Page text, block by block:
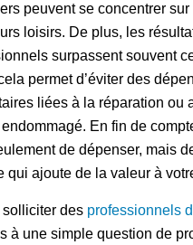
peuvent se concentrer
loisirs. De plus, les
surpassent souvent
permet d’éviter des
liées à la réparation ou
En fin de
de dépenser, mais
qui ajoute de la valeur à
solliciter des professionnels
à une simple question de